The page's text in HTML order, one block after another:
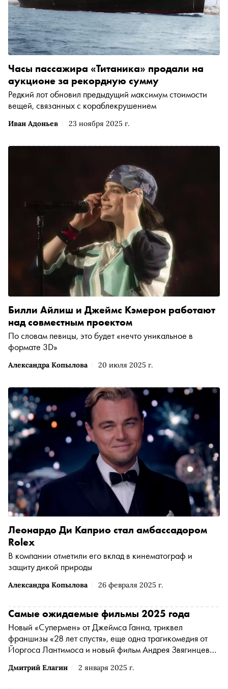
Иван Адоньев 23 ноября 2025 г.
Часы пассажира «Титаника» продали на
аукционе за рекордную сумму
Редкий лот обновил предыдущий максимум стоимости
вещей, связанных с кораблекрушением
Александра Копылова 20 июля 2025 г.
Билли Айлиш и Джеймс Кэмерон работают
над совместным проектом
По словам певицы, это будет «нечто уникальное в
формате 3D»
Александра Копылова 26 февраля 2025 г.
Леонардо Ди Каприо стал амбассадором
Rolex
В компании отметили его вклад в кинематограф и
защиту дикой природы
Дмитрий Елагин 2 января 2025 г.
Самые ожидаемые фильмы 2025 года
Новый «Супермен» от Джеймса Ганна, триквел
франшизы «28 лет спустя», еще одна трагикомедия от
Йоргоса Лантимоса и новый фильм Андрея Звягинцева
стоит посмотреть в 2024 году